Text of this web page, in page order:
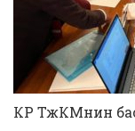
КР ТжКМнин